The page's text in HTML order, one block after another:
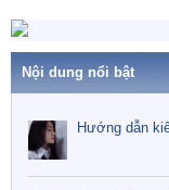
Nội dung nổi bật
Hướng dẫn